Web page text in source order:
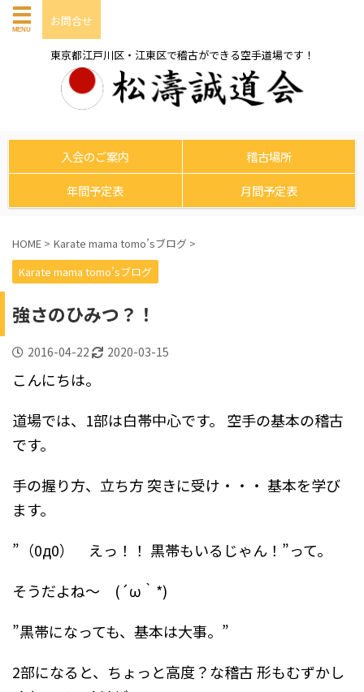
お問合せ
東京都江戸川区・江東区で稽古ができる空手道場です！
入会のご案内
稽古場所
年間予定表
月間予定表
HOME > Karate mama tomo’sブログ >
Karate mama tomo’sブログ
強さのひみつ？！
2016-04-22 2020-03-15
こんにちは。
道場では、1部は白帯中心です。
空手の基本の稽古
です。
手の握り方、立ち方 突きに受け・・・ 基本を学び
ます。
”（0д0） えっ！！ 黒帯もいるじゃん！”って。
そうだよね～ (´ω｀*)
”黒帯になっても、基本は大事。”
2部になると、ちょっと高度？な稽古形もむずかし